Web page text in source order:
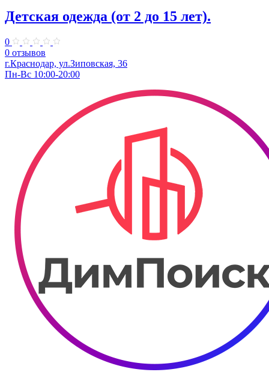
Детская одежда (от 2 до 15 лет).
0
0 отзывов
г.Краснодар, ул.Зиповская, 36
Пн-Вс 10:00-20:00